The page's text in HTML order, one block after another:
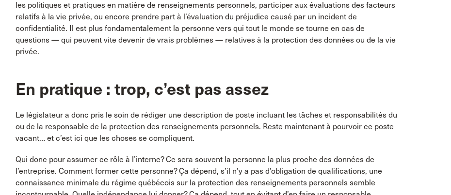
les politiques et pratiques en matière de renseignements personnels, participer aux évaluations des facteurs
relatifs à la vie privée, ou encore prendre part à l’évaluation du préjudice causé par un incident de
confidentialité. Il est plus fondamentalement la personne vers qui tout le monde se tourne en cas de
questions — qui peuvent vite devenir de vrais problèmes — relatives à la protection des données ou de la vie
privée.
En pratique : trop, c’est pas assez
Le législateur a donc pris le soin de rédiger une description de poste incluant les tâches et responsabilités du
ou de la responsable de la protection des renseignements personnels. Reste maintenant à pourvoir ce poste
vacant… et c’est ici que les choses se compliquent.
Qui donc pour assumer ce rôle à l’interne? Ce sera souvent la personne la plus proche des données de
l’entreprise. Comment former cette personne? Ça dépend, s’il n’y a pas d’obligation de qualifications, une
connaissance minimale du régime québécois sur la protection des renseignements personnels semble